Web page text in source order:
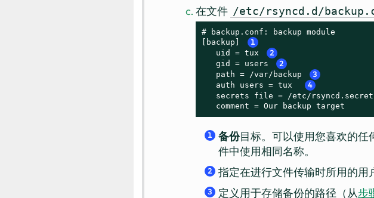
在文件 /etc/rsyncd.d/
# backup.conf: backup module
[backup]
1
   uid = tux
2
   gid = users
2
   path = /var/backup
3
   auth users = tux
4
secrets file = /etc/
   comment = Our backup target
1 备份目标。可以使用您喜欢的任
件中使用相同名称。
2 指定在进行文件传输时所用的用
3 定义用于存储备份的路径（从步